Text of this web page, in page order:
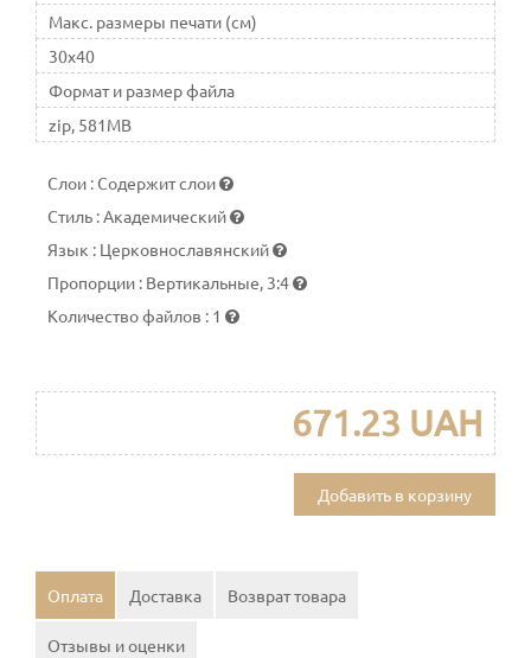
Макс. размеры печати (см)
30x40
Формат и размер файла
zip, 581MB
Слои :Содержит слои
Стиль :Академический
Язык : Церковнославянский
Пропорции : Вертикальные, 3:4
Количество файлов : 1
671.23 UAH
Добавить в корзину
Оплата Доставка Возврат товара
Отзывы и оценки